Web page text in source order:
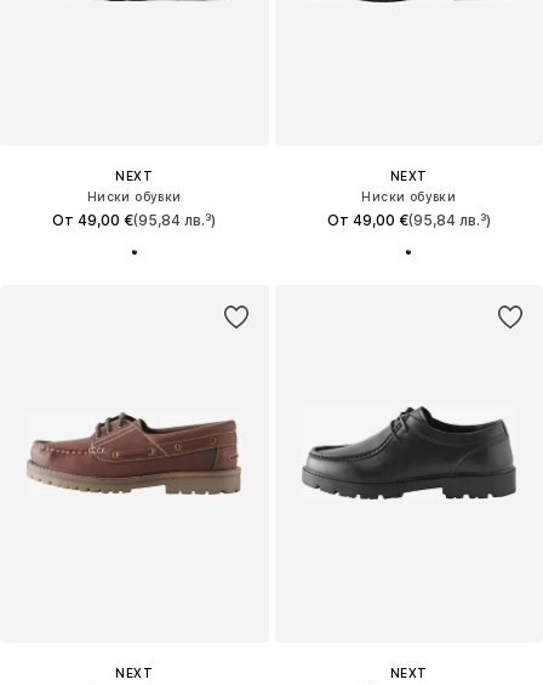
NEXT
Ниски обувки
От 49,00 €(95,84 лв.³)
NEXT
Ниски обувки
От 49,00 €(95,84 лв.³)
NEXT
NEXT